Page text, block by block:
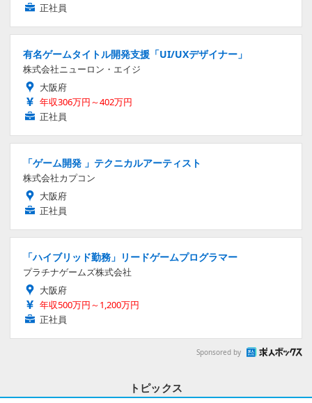
正社員
有名ゲームタイトル開発支援「UI/UXデザイナー」
株式会社ニューロン・エイジ
大阪府
年収306万円～402万円
正社員
「ゲーム開発 」テクニカルアーティスト
株式会社カプコン
大阪府
正社員
「ハイブリッド勤務」リードゲームプログラマー
プラチナゲームズ株式会社
大阪府
年収500万円～1,200万円
正社員
Sponsored by
トピックス